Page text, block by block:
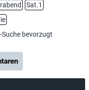
Sat.1
Suche bevorzugt